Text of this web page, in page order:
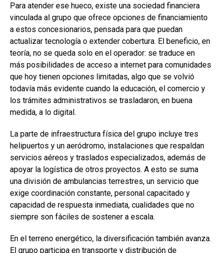
Para atender ese hueco, existe una sociedad financiera
vinculada al grupo que ofrece opciones de financiamiento
a estos concesionarios, pensada para que puedan
actualizar tecnología o extender cobertura. El beneficio, en
teoría, no se queda solo en el operador: se traduce en
más posibilidades de acceso a internet para comunidades
que hoy tienen opciones limitadas, algo que se volvió
todavía más evidente cuando la educación, el comercio y
los trámites administrativos se trasladaron, en buena
medida, a lo digital.
La parte de infraestructura física del grupo incluye tres
helipuertos y un aeródromo, instalaciones que respaldan
servicios aéreos y traslados especializados, además de
apoyar la logística de otros proyectos. A esto se suma
una división de ambulancias terrestres, un servicio que
exige coordinación constante, personal capacitado y
capacidad de respuesta inmediata, cualidades que no
siempre son fáciles de sostener a escala.
En el terreno energético, la diversificación también avanza.
El grupo participa en transporte y distribución de